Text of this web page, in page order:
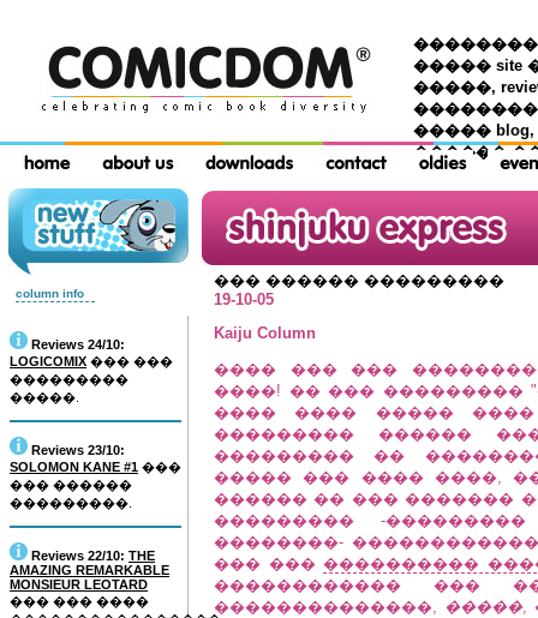
���������
����� site
�����,
����� blog,
������
column info
Reviews 24/10:
LOGICOMIX ��� ���
���������
�����.
Reviews 23/10:
SOLOMON KANE #1 ���
��� ������
���������.
Reviews 22/10: THE
AMAZING REMARKABLE
MONSIEUR LEOTARD
��� ��� ����
��� ������ ���������
19-10-05
Kaiju Column
���� ��� ���
����! �� ��� ���������
���� ���� �����
��������� ������
��������� ��
����� ��� ���� ����, ��
������ �� ��� �������
��������� -
��������-
��� �������������
������������ ���
��������������, �����,